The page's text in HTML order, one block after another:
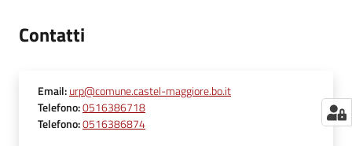
Contatti
Email:urp@comune.castel-maggiore.bo.it
Telefono:0516386718
Telefono:0516386874